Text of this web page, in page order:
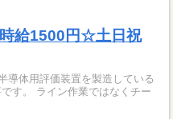
給1500円☆土日祝
す。 ライン作業ではなくチー